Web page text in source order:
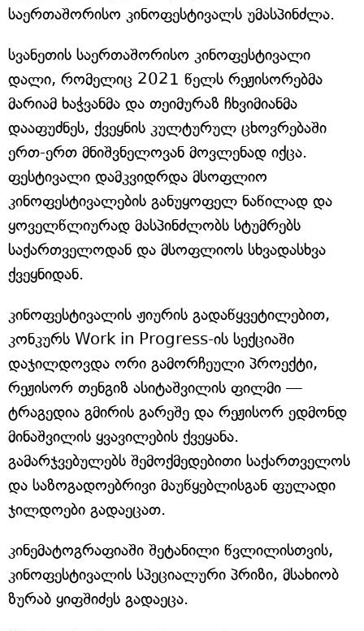
საერთაშორისო კინოფესტივალს უმასპინძლა.
სვანეთის საერთაშორისო კინოფესტივალი
დალი, რომელიც 2021 წელს რეჟისორებმა
მარიამ ხაჭვანმა და თეიმურაზ ჩხვიმიანმა
დააფუძნეს, ქვეყნის კულტურულ ცხოვრებაში
ერთ-ერთ მნიშვნელოვან მოვლენად იქცა.
ფესტივალი დამკვიდრდა მსოფლიო
კინოფესტივალების განუყოფელ ნაწილად და
ყოველწლიურად მასპინძლობს სტუმრებს
საქართველოდან და მსოფლიოს სხვადასხვა
ქვეყნიდან.
კინოფესტივალის ჟიურის გადაწყვეტილებით,
კონკურს Work in Progress-ის სექციაში
დაჯილდოვდა ორი გამორჩეული პროექტი,
რეჟისორ თენგიზ ასიტაშვილის ფილმი —
ტრაგედია გმირის გარეშე და რეჟისორ ედმონდ
მინაშვილის ყვავილების ქვეყანა.
გამარჯვებულებს შემოქმედებითი საქართველოს
და საზოგადოებრივი მაუწყებლისგან ფულადი
ჯილდოები გადაეცათ.
კინემატოგრაფიაში შეტანილი წვლილისთვის,
კინოფესტივალის სპეციალური პრიზი, მსახიობ
ზურაბ ყიფშიძეს გადაეცა.